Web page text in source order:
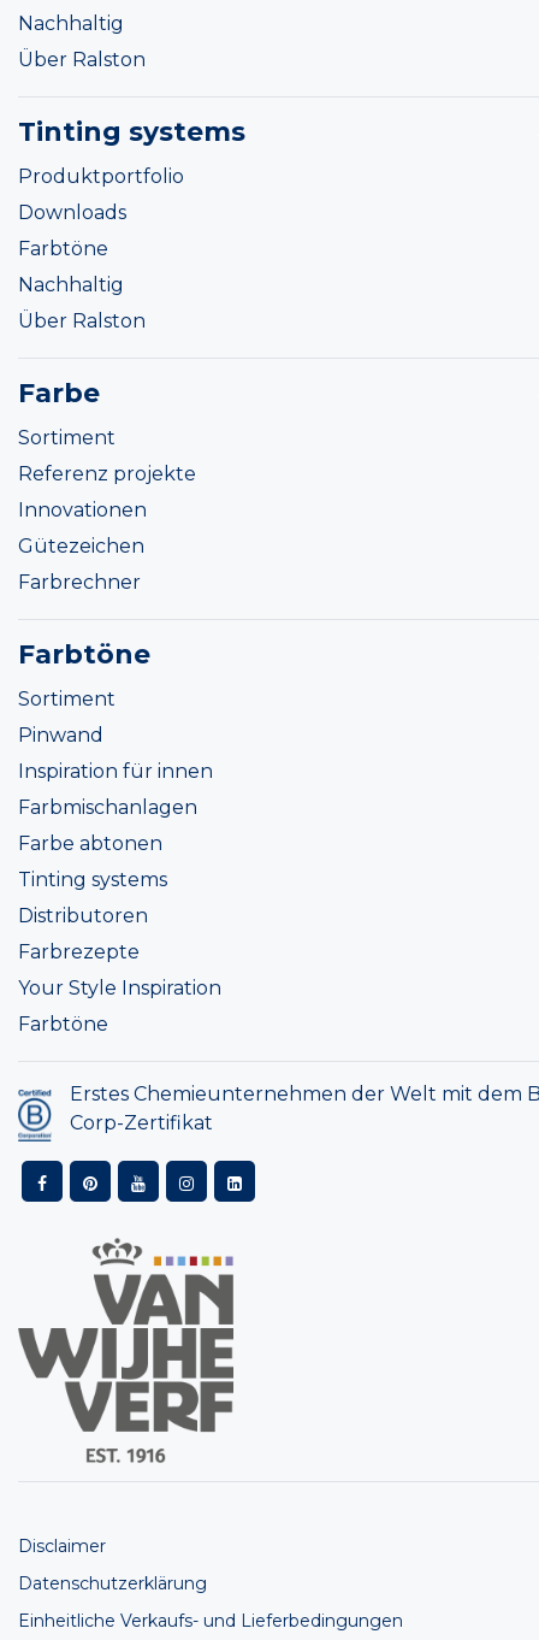
Nachhaltig
Über Ralston
Tinting systems
Produktportfolio
Downloads
Farbtöne
Nachhaltig
Über Ralston
Farbe
Sortiment
Referenz projekte
Innovationen
Gütezeichen
Farbrechner
Farbtöne
Sortiment
Pinwand
Inspiration für innen
Farbmischanlagen
Farbe abtonen
Tinting systems
Distributoren
Farbrezepte
Your Style Inspiration
Farbtöne
Erstes Chemieunternehmen der Welt mit dem
Corp-Zertifikat
Disclaimer
Datenschutzerklärung
Einheitliche Verkaufs- und Lieferbedingungen